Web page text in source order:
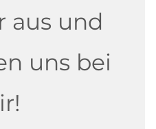
aus und
uns bei